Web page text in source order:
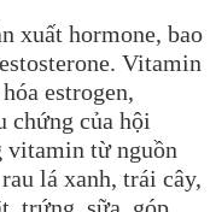
xuất hormone, bao
Vitamin
estrogen,
chứng của hội
vitamin từ nguồn
lá xanh, trái cây,